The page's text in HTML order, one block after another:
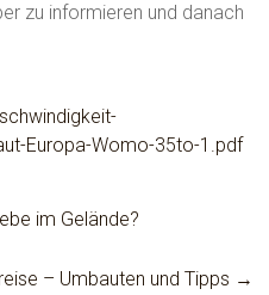
zu informieren und danach
Europa-Womo-35to-1.pdf
im Gelände?
– Umbauten und Tipps →